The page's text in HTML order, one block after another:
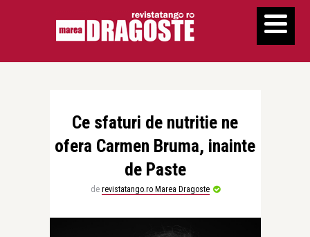
Ce sfaturi de nutritie ne
ofera Carmen Bruma, inainte
de Paste
de revistatango.ro Marea Dragoste